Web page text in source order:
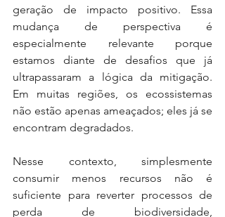
geração de impacto positivo. Essa
mudança de perspectiva é
especialmente relevante porque
estamos diante de desafios que já
ultrapassaram a lógica da mitigação.
Em muitas regiões, os ecossistemas
não estão apenas ameaçados; eles já se
encontram degradados.
Nesse contexto, simplesmente
consumir menos recursos não é
suficiente para reverter processos de
perda de biodiversidade,